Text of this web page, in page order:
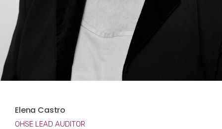
Elena Castro
OHSE LEAD AUDITOR